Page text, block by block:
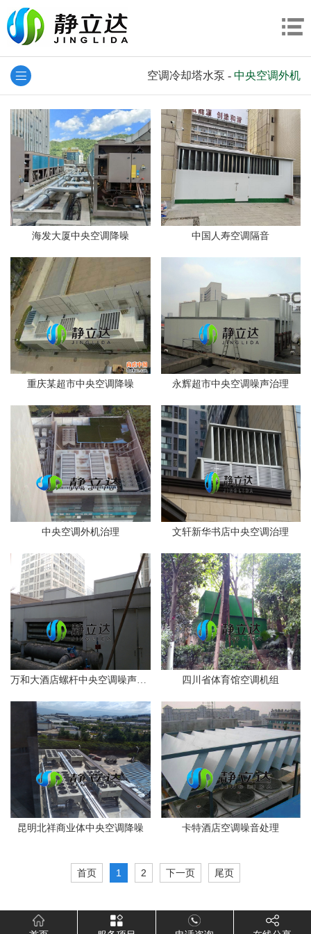
空调冷却塔水泵 - 中央空调外机
海发大厦中央空调降噪 中国人寿空调隔音
重庆某超市中央空调降噪 永辉超市中央空调噪声治理
中央空调外机治理 文轩新华书店中央空调治理
四川省体育馆空调机组
昆明北祥商业体中央空调降噪 卡特酒店空调噪音处理
首页 1 2 下一页 尾页